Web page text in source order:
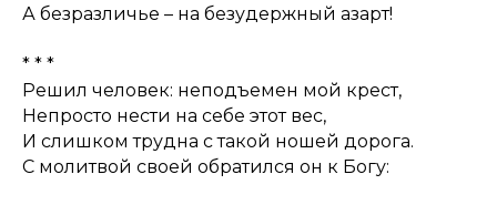
А безразличье – на безудержный азарт!
* * *
Решил человек: неподъемен мой крест,
Непросто нести на себе этот вес,
И слишком трудна с такой ношей дорога.
С молитвой своей обратился он к Богу: